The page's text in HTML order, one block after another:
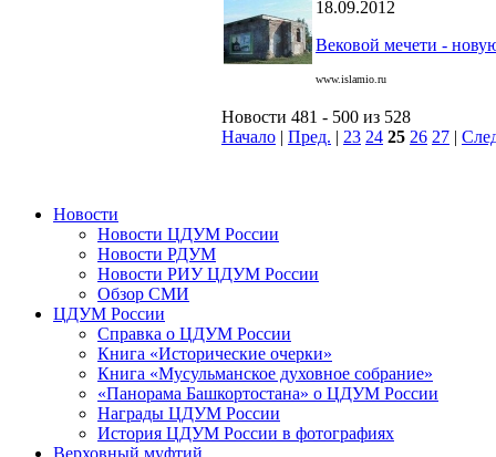
18.09.2012
Вековой мечети -
www.islamio.ru
Новости 481 - 500 из 528
Начало | Пред. | 23 24 25 26 27 |
Новости
Новости ЦДУМ России
Новости РДУМ
Новости РИУ ЦДУМ России
Обзор СМИ
ЦДУМ России
Справка о ЦДУМ России
Книга «Исторические очерки»
Книга «Мусульманское духовное собрание»
«Панорама Башкортостана» о ЦДУМ России
Награды ЦДУМ России
История ЦДУМ России в фотографиях
Верховный муфтий